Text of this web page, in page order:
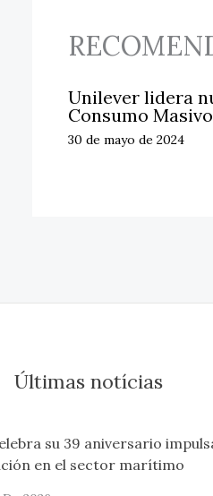
Unilever lidera
Consumo
30 de mayo de 2024
Últimas notícias
su 39 aniversario
en el sector marítimo